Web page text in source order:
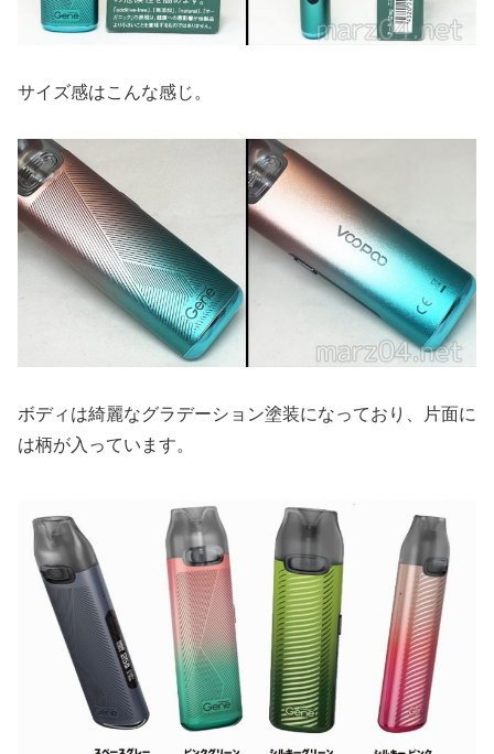
サイズ感はこんな感じ。
ボディは綺麗なグラデーション塗装になっており、片面に
は柄が入っています。